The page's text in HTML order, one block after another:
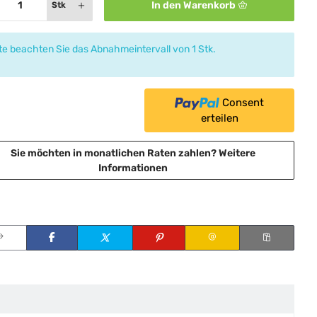
Stk In den Warenkorb
beachten Sie das Abnahmeintervall von 1 Stk.
Consent
erteilen
Sie möchten in monatlichen Raten zahlen?Weitere
Informationen